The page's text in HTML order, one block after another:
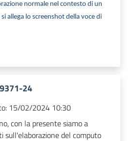
normale nel contesto di un
allega lo screenshot della voce di
24
15/02/2024 10:30
con la presente siamo a
sull'elaborazione del computo